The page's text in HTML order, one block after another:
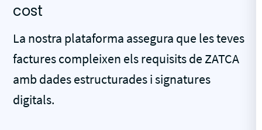
cost
La nostra plataforma assegura que les teves
factures compleixen els requisits de ZATCA
amb dades estructurades i signatures
digitals.